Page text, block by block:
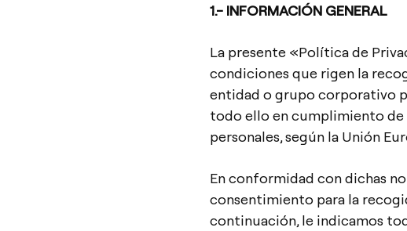
1.- INFORMACIÓN GENERAL
La presente «Política de
condiciones que rigen la
entidad o grupo corporativo
todo ello en cumplimiento de
personales, según la Unión
En conformidad con dichas
consentimiento para la
continuación, le indicamos